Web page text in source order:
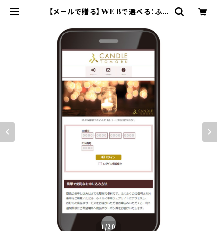
【メールで贈る】WEBで選べる：ふく
ス」 | ふくふくGIFT
1 /20